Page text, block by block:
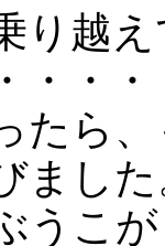
り越
・・・
たら
まし
うこ